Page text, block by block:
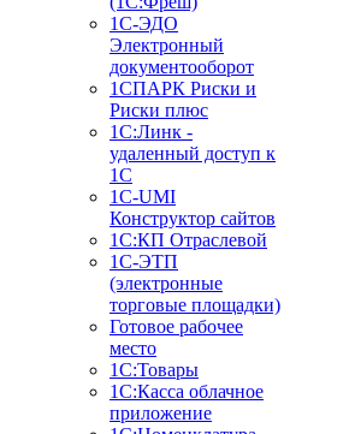
1С-ЭДО
Электронный
документооборот
1СПАРК Риски и
Риски плюс
1С:Линк -
удаленный доступ к
1С
1С-UMI
Конструктор сайтов
1С:КП Отраслевой
1С-ЭТП
(электронные
торговые площадки)
Готовое рабочее
место
1С:Товары
1С:Касса облачное
приложение